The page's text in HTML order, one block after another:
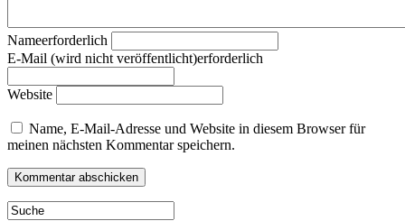
Nameerforderlich
E-Mail (wird nicht veröffentlicht)erforderlich
Website
Name, E-Mail-Adresse und Website in diesem Browser für
meinen nächsten Kommentar speichern.